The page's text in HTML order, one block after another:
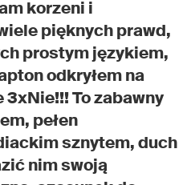
korzeni i
pięknych prawd,
prostym językiem,
odkryłem na
3xNie!!! To zabawny
pełen
sznytem, duch
nim swoją